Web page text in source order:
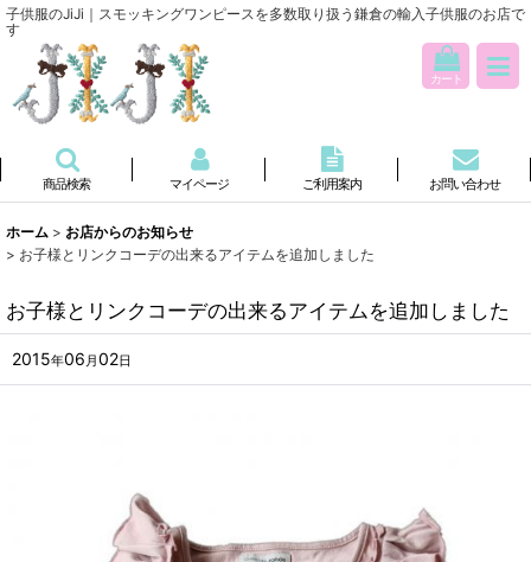
子供服のJiJi｜スモッキングワンピースを多数取り扱う鎌倉の輸入子供服のお店で
す
カート
商品検索 マイページ ご利用案内 お問い合わせ
ホーム > お店からのお知らせ
> お子様とリンクコーデの出来るアイテムを追加しました
お子様とリンクコーデの出来るアイテムを追加しました
2015年06 月02日